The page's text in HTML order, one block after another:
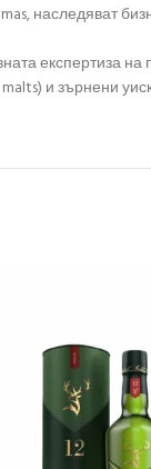
наследяват
експертиза на
и зърнени